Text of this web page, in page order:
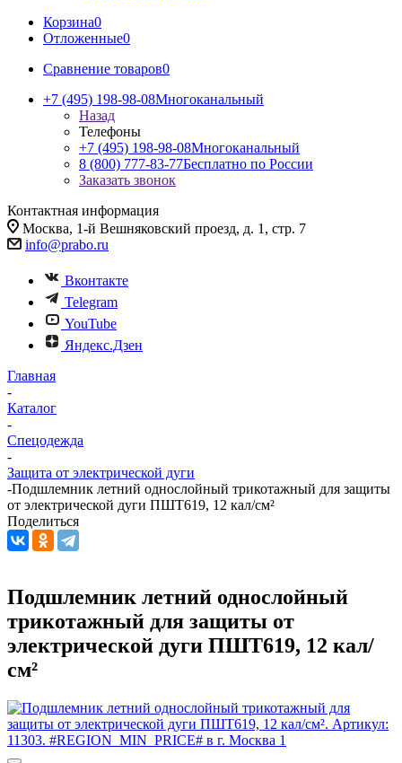
Корзина0
Отложенные0
Сравнение товаров0
+7 (495) 198-98-08Многоканальный
Назад
Телефоны
+7 (495) 198-98-08Многоканальный
8 (800) 777-83-77Бесплатно по России
Заказать звонок
Контактная информация
Москва, 1-й Вешняковский проезд, д. 1, стр. 7
info@prabo.ru
Вконтакте
Telegram
YouTube
Яндекс.Дзен
Главная
-
Каталог
-
Спецодежда
-
Защита от электрической дуги
-Подшлемник летний однослойный трикотажный для защиты
от электрической дуги ПШТ619, 12 кал/см²
Поделиться
Подшлемник летний однослойный
трикотажный для защиты от
электрической дуги ПШТ619, 12 кал/
см²